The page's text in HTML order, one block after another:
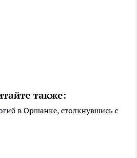
также:
в Оршанке, столкнувшись с